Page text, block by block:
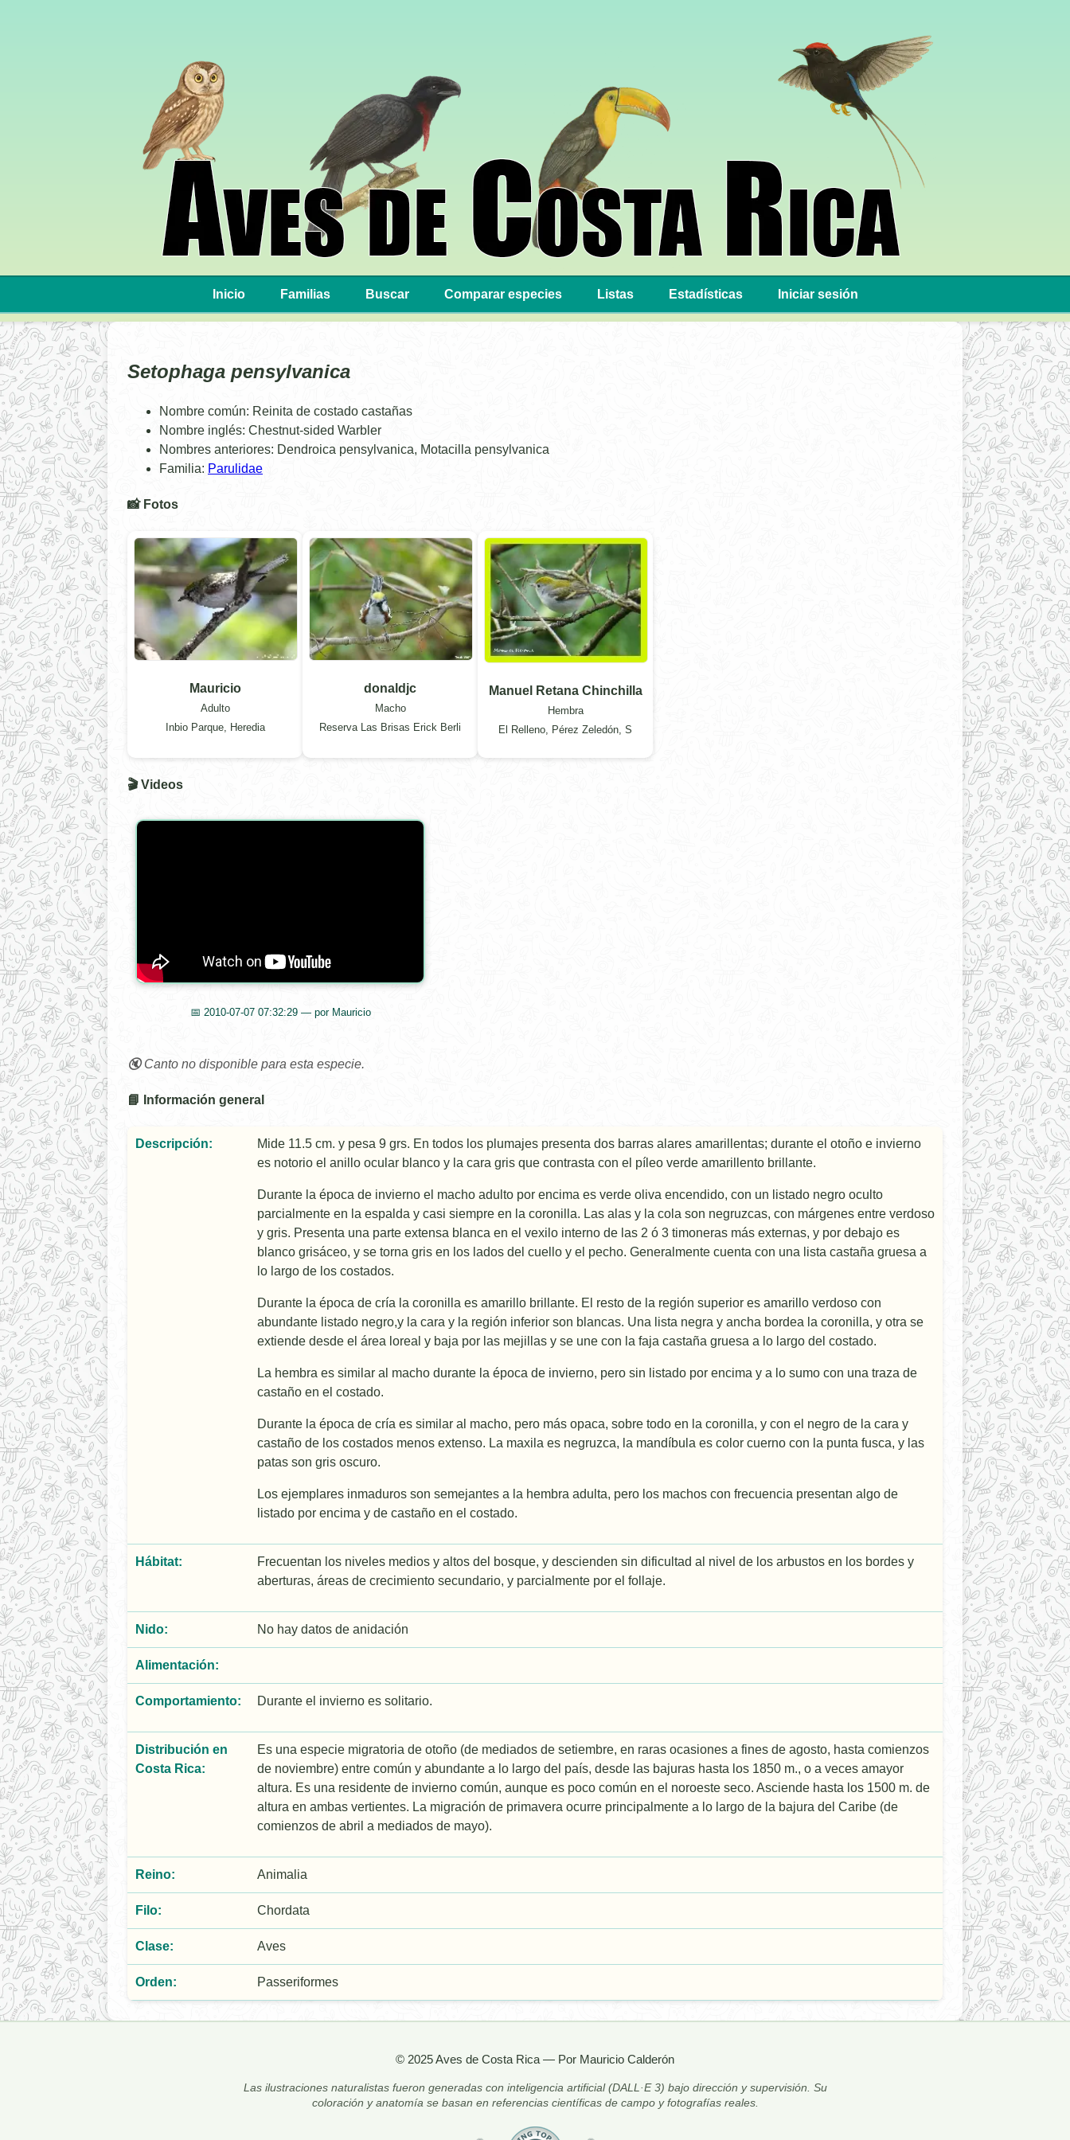
Inicio Familias Buscar Comparar especies Listas Estadísticas Iniciar sesión
Setophaga pensylvanica
Nombre común: Reinita de costado castañas
Nombre inglés: Chestnut-sided Warbler
Nombres anteriores: Dendroica pensylvanica, Motacilla pensylvanica
Familia: Parulidae
📸 Fotos
Mauricio
Adulto
Inbio Parque, Heredia
donaldjc
Macho
Reserva Las Brisas Erick Berli
Manuel Retana Chinchilla
Hembra
El Relleno, Pérez Zeledón, S
🎬 Videos
📅 2010-07-07 07:32:29 — por Mauricio
🔇 Canto no disponible para esta especie.
📘 Información general
Descripción:
Mide 11.5 cm. y pesa 9 grs. En todos los plumajes presenta dos barras alares amarillentas; durante el otoño e invierno
es notorio el anillo ocular blanco y la cara gris que contrasta con el pí­leo verde amarillento brillante.
Durante la época de invierno el macho adulto por encima es verde oliva encendido, con un listado negro oculto
parcialmente en la espalda y casi siempre en la coronilla. Las alas y la cola son negruzcas, con márgenes entre verdoso
y gris. Presenta una parte extensa blanca en el vexilo interno de las 2 ó 3 timoneras más externas, y por debajo es
blanco grisáceo, y se torna gris en los lados del cuello y el pecho. Generalmente cuenta con una lista castaña gruesa a
lo largo de los costados.
Durante la época de crí­a la coronilla es amarillo brillante. El resto de la región superior es amarillo verdoso con
abundante listado negro,y la cara y la región inferior son blancas. Una lista negra y ancha bordea la coronilla, y otra se
extiende desde el área loreal y baja por las mejillas y se une con la faja castaña gruesa a lo largo del costado.
La hembra es similar al macho durante la época de invierno, pero sin listado por encima y a lo sumo con una traza de
castaño en el costado.
Durante la época de crí­a es similar al macho, pero más opaca, sobre todo en la coronilla, y con el negro de la cara y
castaño de los costados menos extenso. La maxila es negruzca, la mandí­bula es color cuerno con la punta fusca, y las
patas son gris oscuro.
Los ejemplares inmaduros son semejantes a la hembra adulta, pero los machos con frecuencia presentan algo de
listado por encima y de castaño en el costado.
Hábitat:
Frecuentan los niveles medios y altos del bosque, y descienden sin dificultad al nivel de los arbustos en los bordes y
aberturas, áreas de crecimiento secundario, y parcialmente por el follaje.
Nido: No hay datos de anidación
Alimentación:
Comportamiento: Durante el invierno es solitario.
Distribución en
Costa Rica:
Es una especie migratoria de otoño (de mediados de setiembre, en raras ocasiones a fines de agosto, hasta comienzos
de noviembre) entre común y abundante a lo largo del país, desde las bajuras hasta los 1850 m., o a veces amayor
altura. Es una residente de invierno común, aunque es poco común en el noroeste seco. Asciende hasta los 1500 m. de
altura en ambas vertientes. La migración de primavera ocurre principalmente a lo largo de la bajura del Caribe (de
comienzos de abril a mediados de mayo).
Reino: Animalia
Filo: Chordata
Clase: Aves
Orden: Passeriformes
© 2025 Aves de Costa Rica — Por Mauricio Calderón
Las ilustraciones naturalistas fueron generadas con inteligencia artificial (DALL·E 3) bajo dirección y supervisión. Su
coloración y anatomía se basan en referencias científicas de campo y fotografías reales.